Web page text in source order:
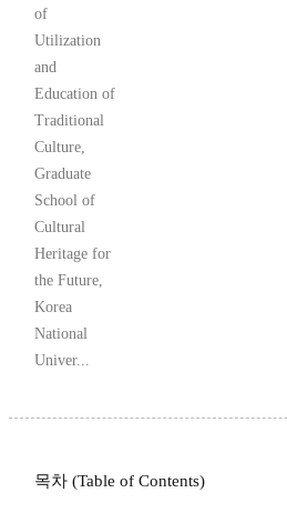
of
Utilization
and
Education of
Traditional
Culture,
Graduate
School of
Cultural
Heritage for
the Future,
Korea
National
Univer...
목차 (Table of Contents)